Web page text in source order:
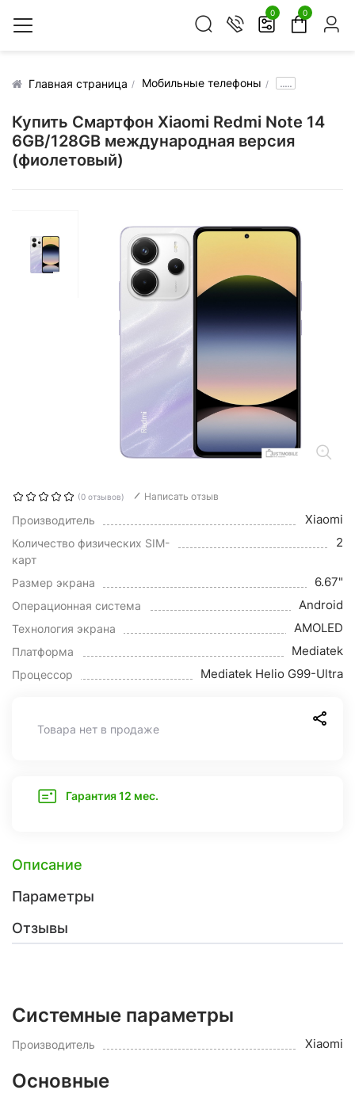
0 0
Главная страница Мобильные телефоны .....
Купить Смартфон Xiaomi Redmi Note 14
6GB/128GB международная версия
(фиолетовый)
(0 отзывов) Написать отзыв
Производитель Xiaomi
Количество физических SIM-
карт
2
Размер экрана 6.67"
Операционная система Android
Технология экрана AMOLED
Платформа Mediatek
Процессор Mediatek Helio G99-Ultra
Товара нет в продаже
Гарантия 12 мес.
Описание
Параметры
Отзывы
Системные параметры
Производитель Xiaomi
Основные